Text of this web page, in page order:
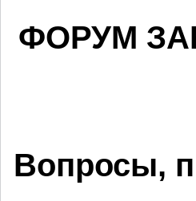
ФОРУМ
Вопросы,